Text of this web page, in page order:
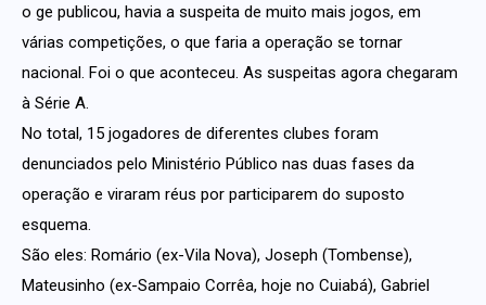
o ge publicou, havia a suspeita de muito mais jogos, em
várias competições, o que faria a operação se tornar
nacional. Foi o que aconteceu. As suspeitas agora chegaram
à Série A.
No total, 15 jogadores de diferentes clubes foram
denunciados pelo Ministério Público nas duas fases da
operação e viraram réus por participarem do suposto
esquema.
São eles: Romário (ex-Vila Nova), Joseph (Tombense),
Mateusinho (ex-Sampaio Corrêa, hoje no Cuiabá), Gabriel